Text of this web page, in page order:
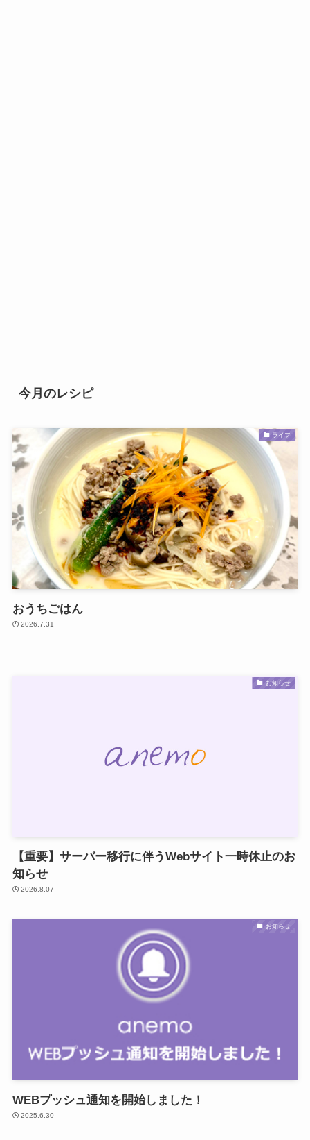
今月のレシピ
ライフ
おうちごはん
2026.7.31
お知らせ
【重要】サーバー移行に伴うWebサイト一時休止のお
知らせ
2026.8.07
お知らせ
WEBプッシュ通知を開始しました！
2025.6.30